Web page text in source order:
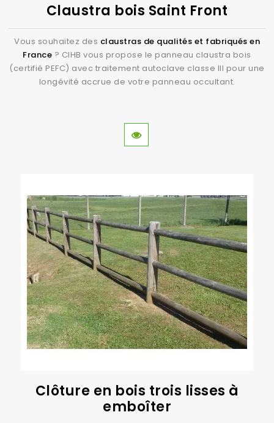
Claustra bois Saint Front
Vous souhaitez des claustras de qualités et fabriqués en
France ? CIHB vous propose le panneau claustra bois
(certifié PEFC) avec traitement autoclave classe III pour une
longévité accrue de votre panneau occultant.
Clôture en bois trois lisses à
emboîter